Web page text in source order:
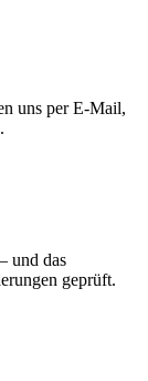
uns per E-Mail,
und das
geprüft.